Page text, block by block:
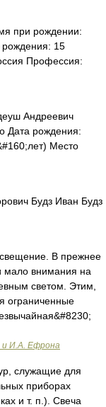
при рождении:
рождения: 15
Профессия:
Андреевич
Дата рождения:
Место
Будз Иван Будз
В прежнее
мало внимания на
светом. Этим,
ограниченные
и И.А. Ефрона
служащие для
приборах
и т. п.). Свеча